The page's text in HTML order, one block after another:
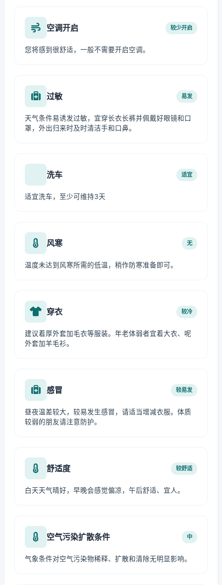
空调开启 较少开启
您将感到很舒适，一般不需要开启空调。
过敏 易发
天气条件易诱发过敏，宜穿长衣长裤并佩戴好眼镜和口
罩，外出归来时及时清洁手和口鼻。
洗车 适宜
适宜洗车，至少可维持3天
风寒 无
温度未达到风寒所需的低温，稍作防寒准备即可。
穿衣 较冷
建议着厚外套加毛衣等服装。年老体弱者宜着大衣、呢
外套加羊毛衫。
感冒 较易发
昼夜温差较大，较易发生感冒，请适当增减衣服。体质
较弱的朋友请注意防护。
舒适度 较舒适
白天天气晴好，早晚会感觉偏凉，午后舒适、宜人。
空气污染扩散条件 中
气象条件对空气污染物稀释、扩散和清除无明显影响。